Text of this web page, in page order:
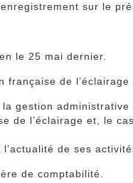
sur le
le 25 mai dernier.
de
gestion
de l’éclairage et, le
de ses
de comptabilité.